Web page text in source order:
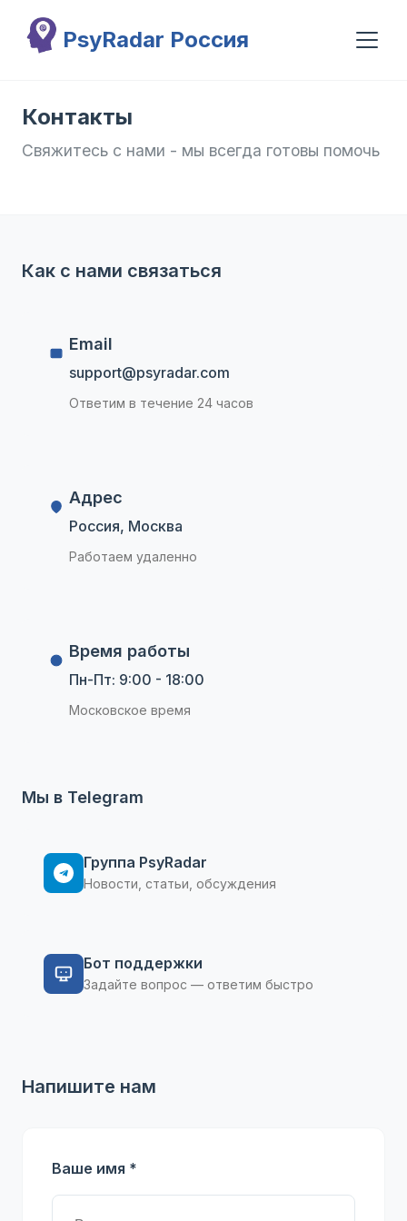
PsyRadar Россия
Контакты
Свяжитесь с нами - мы всегда готовы помочь
Как с нами связаться
Email
support@psyradar.com
Ответим в течение 24 часов
Адрес
Россия, Москва
Работаем удаленно
Время работы
Пн-Пт: 9:00 - 18:00
Московское время
Мы в Telegram
Группа PsyRadar
Новости, статьи, обсуждения
Бот поддержки
Задайте вопрос — ответим быстро
Напишите нам
Ваше имя *